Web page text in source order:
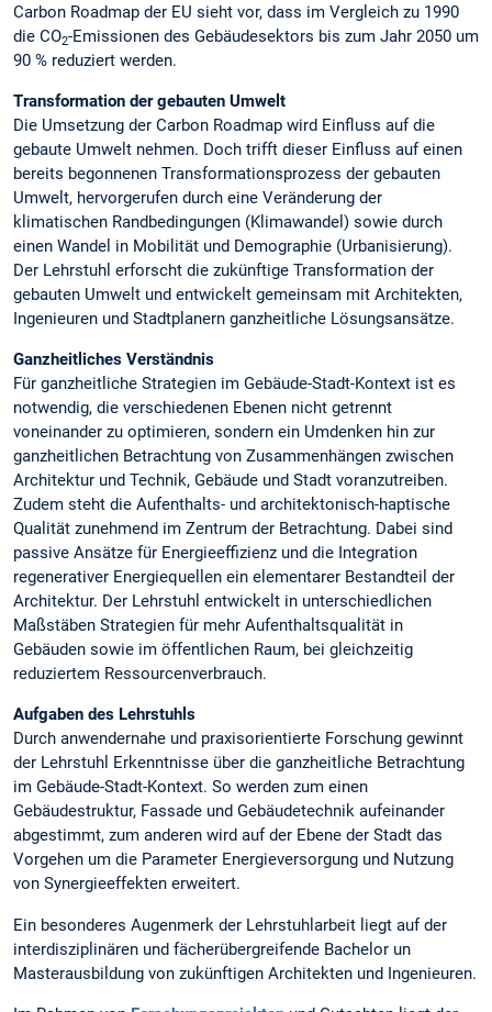
Carbon Roadmap der EU sieht vor, dass im Vergleich zu 1990
die CO2-Emissionen des Gebäudesektors bis zum Jahr 2050 um
90 % reduziert werden.
Transformation der gebauten Umwelt
Die Umsetzung der Carbon Roadmap wird Einfluss auf die
gebaute Umwelt nehmen. Doch trifft dieser Einfluss auf einen
bereits begonnenen Transformationsprozess der gebauten
Umwelt, hervorgerufen durch eine Veränderung der
klimatischen Randbedingungen (Klimawandel) sowie durch
einen Wandel in Mobilität und Demographie (Urbanisierung).
Der Lehrstuhl erforscht die zukünftige Transformation der
gebauten Umwelt und entwickelt gemeinsam mit Architekten,
Ingenieuren und Stadtplanern ganzheitliche Lösungsansätze.
Ganzheitliches Verständnis
Für ganzheitliche Strategien im Gebäude-Stadt-Kontext ist es
notwendig, die verschiedenen Ebenen nicht getrennt
voneinander zu optimieren, sondern ein Umdenken hin zur
ganzheitlichen Betrachtung von Zusammenhängen zwischen
Architektur und Technik, Gebäude und Stadt voranzutreiben.
Zudem steht die Aufenthalts- und architektonisch-haptische
Qualität zunehmend im Zentrum der Betrachtung. Dabei sind
passive Ansätze für Energieeffizienz und die Integration
regenerativer Energiequellen ein elementarer Bestandteil der
Architektur. Der Lehrstuhl entwickelt in unterschiedlichen
Maßstäben Strategien für mehr Aufenthaltsqualität in
Gebäuden sowie im öffentlichen Raum, bei gleichzeitig
reduziertem Ressourcenverbrauch.
Aufgaben des Lehrstuhls
Durch anwendernahe und praxisorientierte Forschung gewinnt
der Lehrstuhl Erkenntnisse über die ganzheitliche Betrachtung
im Gebäude-Stadt-Kontext. So werden zum einen
Gebäudestruktur, Fassade und Gebäudetechnik aufeinander
abgestimmt, zum anderen wird auf der Ebene der Stadt das
Vorgehen um die Parameter Energieversorgung und Nutzung
von Synergieeffekten erweitert.
Ein besonderes Augenmerk der Lehrstuhlarbeit liegt auf der
interdisziplinären und fächerübergreifende Bachelor un
Masterausbildung von zukünftigen Architekten und Ingenieuren.